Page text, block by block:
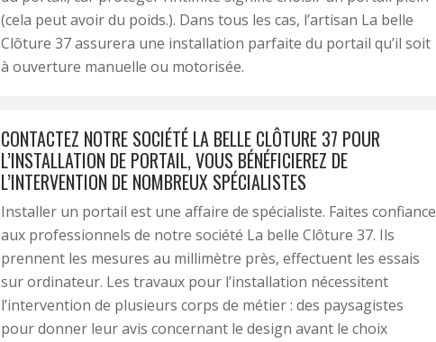
(cela peut avoir du poids.). Dans tous les cas, l’artisan La belle
Clôture 37 assurera une installation parfaite du portail qu’il soit
à ouverture manuelle ou motorisée.
CONTACTEZ NOTRE SOCIÉTÉ LA BELLE CLÔTURE 37 POUR
L’INSTALLATION DE PORTAIL, VOUS BÉNÉFICIEREZ DE
L’INTERVENTION DE NOMBREUX SPÉCIALISTES
Installer un portail est une affaire de spécialiste. Faites confiance
aux professionnels de notre société La belle Clôture 37. Ils
prennent les mesures au millimètre près, effectuent les essais
sur ordinateur. Les travaux pour l’installation nécessitent
l’intervention de plusieurs corps de métier : des paysagistes
pour donner leur avis concernant le design avant le choix